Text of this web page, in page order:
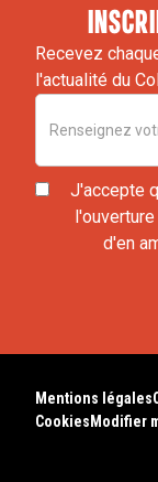
Recevez
l'actualité du
J'accepte
d'en
Mentions légales
Cookies Modifier